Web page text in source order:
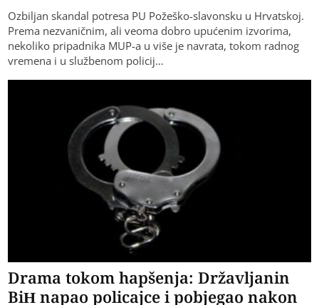
Ozbiljan skandal potresa PU Požeško-slavonsku u Hrvatskoj.
Prema nezvaničnim, ali veoma dobro upućenim izvorima,
nekoliko pripadnika MUP-a u više je navrata, tokom radnog
vremena i u službenom policij…
Drama tokom hapšenja: Državljanin
BiH napao policajce i pobjegao nakon